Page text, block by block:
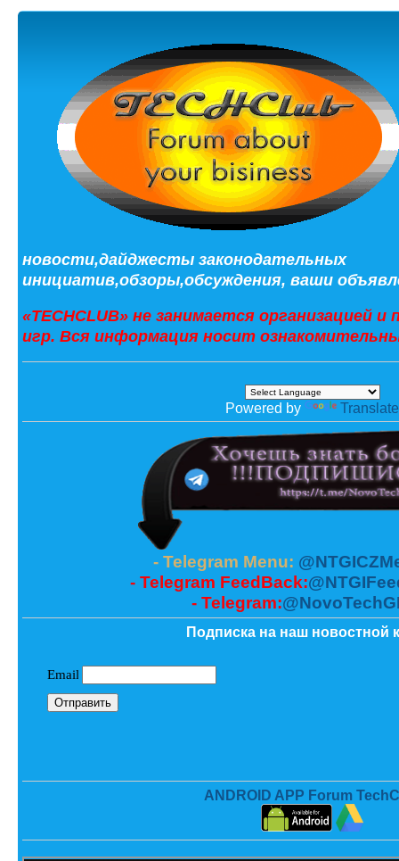
новости,дайджесты законодательных
инициатив,обзоры,обсуждения, ваши
«TECHCLUB» не занимается организацией
игр. Вся информация носит
Powered by Translate
- Telegram Menu:
- Telegram FeedBack:
- Telegram:
Подписка на наш новостной
ANDROID APP Forum